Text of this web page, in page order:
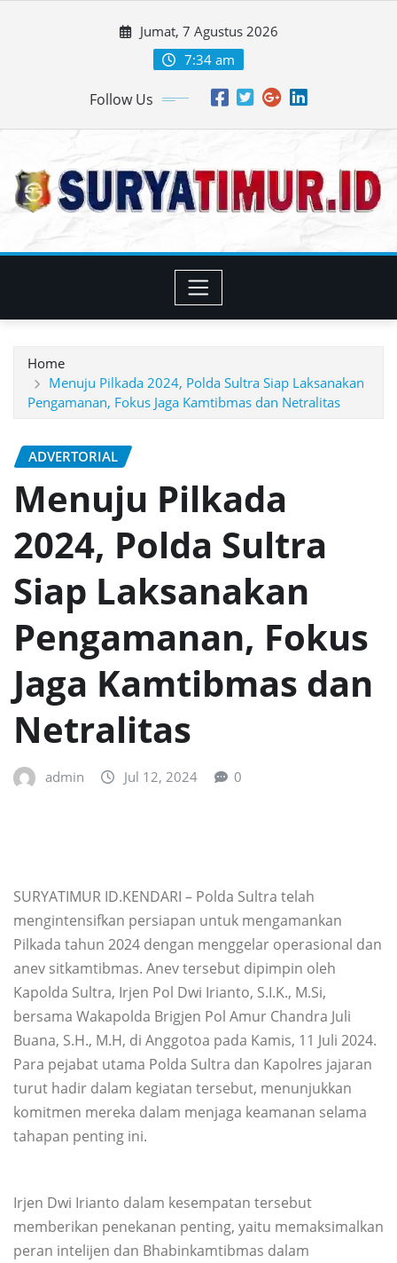
Jumat, 7 Agustus 2026
7:34 am
Follow Us
Home
Menuju Pilkada 2024, Polda Sultra Siap Laksanakan
Pengamanan, Fokus Jaga Kamtibmas dan Netralitas
ADVERTORIAL
Menuju Pilkada
2024, Polda Sultra
Siap Laksanakan
Pengamanan, Fokus
Jaga Kamtibmas dan
Netralitas
admin Jul 12, 2024 0
SURYATIMUR ID.KENDARI – Polda Sultra telah
mengintensifkan persiapan untuk mengamankan
Pilkada tahun 2024 dengan menggelar operasional dan
anev sitkamtibmas. Anev tersebut dipimpin oleh
Kapolda Sultra, Irjen Pol Dwi Irianto, S.I.K., M.Si,
bersama Wakapolda Brigjen Pol Amur Chandra Juli
Buana, S.H., M.H, di Anggotoa pada Kamis, 11 Juli 2024.
Para pejabat utama Polda Sultra dan Kapolres jajaran
turut hadir dalam kegiatan tersebut, menunjukkan
komitmen mereka dalam menjaga keamanan selama
tahapan penting ini.
Irjen Dwi Irianto dalam kesempatan tersebut
memberikan penekanan penting, yaitu memaksimalkan
peran intelijen dan Bhabinkamtibmas dalam